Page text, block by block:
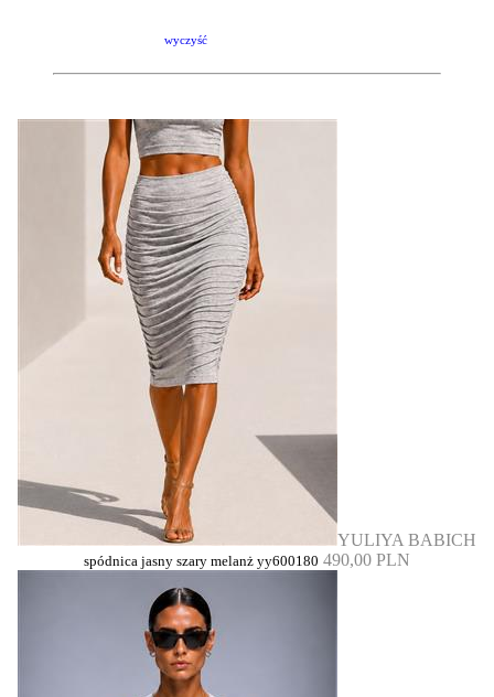
wyczyść
YULIYA BABICH
spódnica jasny szary melanż yy600180 490,00 PLN